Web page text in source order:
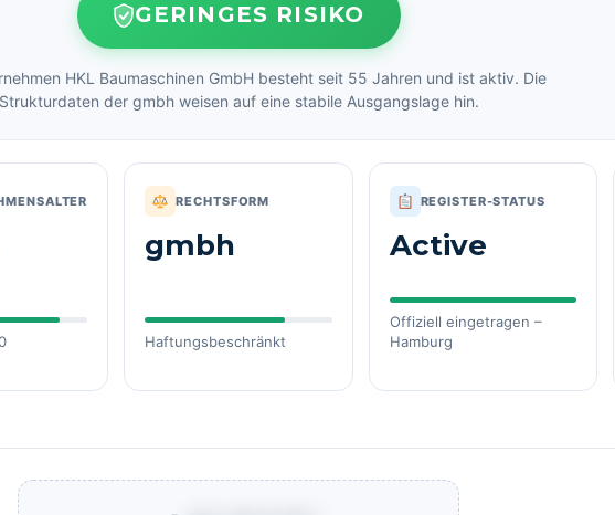
GERINGES RISIKO
HKL Baumaschinen GmbH besteht seit 55 Jahren und ist aktiv. Die
Strukturdaten der gmbh weisen auf eine stabile Ausgangslage hin.
RECHTSFORM
gmbh
Haftungsbeschränkt
REGISTER-STATUS
Active
Offiziell eingetragen –
Hamburg